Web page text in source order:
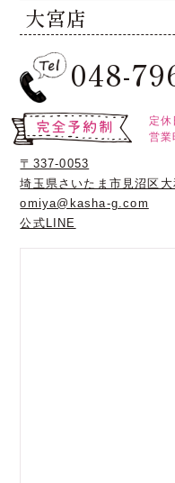
大宮店
048-
定休
営
〒337-0053
埼玉県さいたま市見沼区
omiya@kasha-g.com
公式LINE